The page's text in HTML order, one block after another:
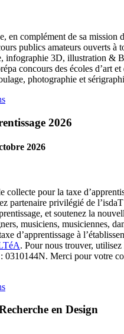
en complément de sa mission
publics amateurs ouverts à
infographie 3D, illustration &
concours des écoles d’art et
photographie et
2026
2026
collecte pour la taxe
partenaire privilégié de
et soutenez la
musiciens, musiciennes,
d’apprentissage à
. Pour nous trouver,
: 0310144N. Merci pour votre
en Design